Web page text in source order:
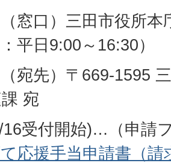
窓口）三田市役所本
平日9:00～16:30）
宛先）〒669-1595
宛
16受付開始)…（申請
応援手当申請書（請